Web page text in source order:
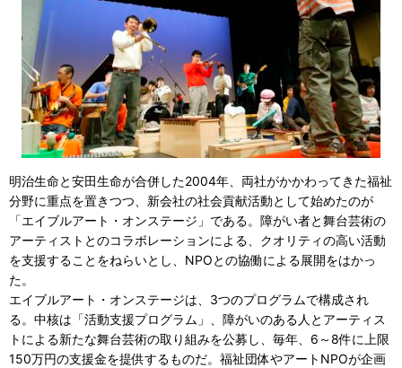
明治生命と安田生命が合併した2004年、両社がかかわってきた福祉
分野に重点を置きつつ、新会社の社会貢献活動として始めたのが
「エイブルアート・オンステージ」である。障がい者と舞台芸術の
アーティストとのコラボレーションによる、クオリティの高い活動
を支援することをねらいとし、NPOとの協働による展開をはかっ
た。
エイブルアート・オンステージは、3つのプログラムで構成され
る。中核は「活動支援プログラム」、障がいのある人とアーティス
トによる新たな舞台芸術の取り組みを公募し、毎年、6～8件に上限
150万円の支援金を提供するものだ。福祉団体やアートNPOが企画